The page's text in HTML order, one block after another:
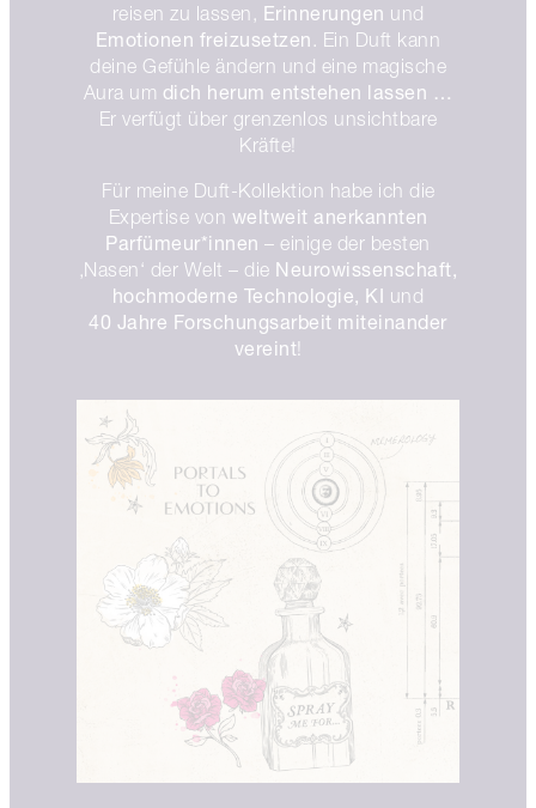
reisen zu lassen, Erinnerungen und
Emotionen freizusetzen . Ein Duft kann
deine Gefühle ändern und eine magische
Aura um dich herum entstehen lassen …
Er verfügt über grenzenlos unsichtbare
Kräfte!
Für meine Duft-Kollektion habe ich die
Expertise von weltweit anerkannten
Parfümeur*innen – einige der besten
‚Nasen‘ der Welt – die Neurowissenschaft,
hochmoderne Technologie, KI und
40 Jahre Forschungsarbeit miteinander
vereint!